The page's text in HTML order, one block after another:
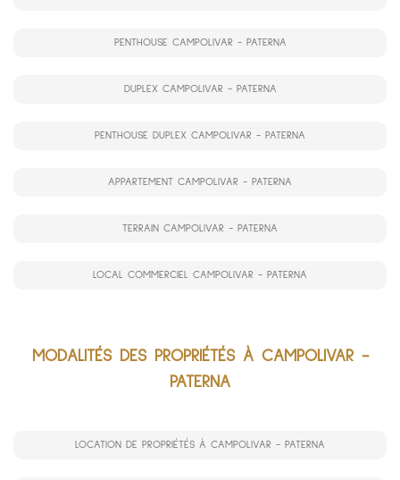
PENTHOUSE CAMPOLIVAR - PATERNA
DUPLEX CAMPOLIVAR - PATERNA
PENTHOUSE DUPLEX CAMPOLIVAR - PATERNA
APPARTEMENT CAMPOLIVAR - PATERNA
TERRAIN CAMPOLIVAR - PATERNA
LOCAL COMMERCIEL CAMPOLIVAR - PATERNA
MODALITÉS DES PROPRIÉTÉS À CAMPOLIVAR -
PATERNA
LOCATION DE PROPRIÉTÉS À CAMPOLIVAR - PATERNA